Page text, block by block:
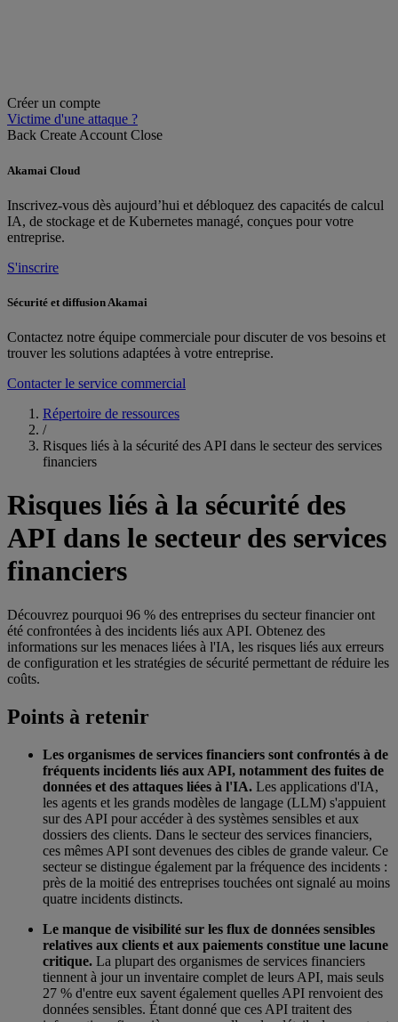
Créer un compte
Victime d'une attaque ?
Back Create Account Close
Akamai Cloud
Inscrivez-vous dès aujourd’hui et débloquez des capacités de calcul
IA, de stockage et de Kubernetes managé, conçues pour votre
entreprise.
S'inscrire
Sécurité et diffusion Akamai
Contactez notre équipe commerciale pour discuter de vos besoins et
trouver les solutions adaptées à votre entreprise.
Contacter le service commercial
Répertoire de ressources
/
Risques liés à la sécurité des API dans le secteur des services
financiers
Risques liés à la sécurité des
API dans le secteur des services
financiers
Découvrez pourquoi 96 % des entreprises du secteur financier ont
été confrontées à des incidents liés aux API. Obtenez des
informations sur les menaces liées à l'IA, les risques liés aux erreurs
de configuration et les stratégies de sécurité permettant de réduire les
coûts.
Points à retenir
Les organismes de services financiers sont confrontés à de
fréquents incidents liés aux API, notamment des fuites de
données et des attaques liées à l'IA. Les applications d'IA,
les agents et les grands modèles de langage (LLM) s'appuient
sur des API pour accéder à des systèmes sensibles et aux
dossiers des clients. Dans le secteur des services financiers,
ces mêmes API sont devenues des cibles de grande valeur. Ce
secteur se distingue également par la fréquence des incidents :
près de la moitié des entreprises touchées ont signalé au moins
quatre incidents distincts.
Le manque de visibilité sur les flux de données sensibles
relatives aux clients et aux paiements constitue une lacune
critique. La plupart des organismes de services financiers
tiennent à jour un inventaire complet de leurs API, mais seuls
27 % d'entre eux savent également quelles API renvoient des
données sensibles. Étant donné que ces API traitent des